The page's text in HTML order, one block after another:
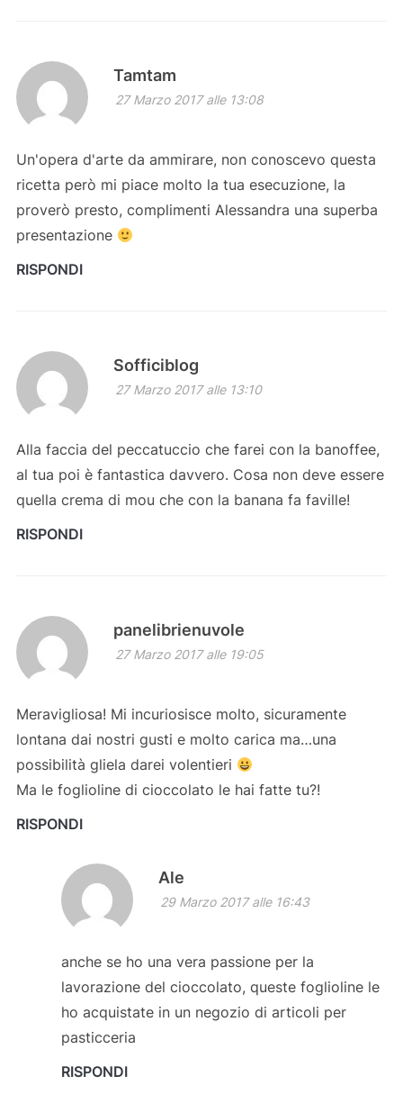
Tamtam
27 Marzo 2017 alle 13:08
Un'opera d'arte da ammirare, non conoscevo questa
ricetta però mi piace molto la tua esecuzione, la
proverò presto, complimenti Alessandra una superba
presentazione
RISPONDI
Sofficiblog
27 Marzo 2017 alle 13:10
Alla faccia del peccatuccio che farei con la banoffee,
al tua poi è fantastica davvero. Cosa non deve essere
quella crema di mou che con la banana fa faville!
RISPONDI
panelibrienuvole
27 Marzo 2017 alle 19:05
Meravigliosa! Mi incuriosisce molto, sicuramente
lontana dai nostri gusti e molto carica ma…una
possibilità gliela darei volentieri
Ma le foglioline di cioccolato le hai fatte tu?!
RISPONDI
Ale
29 Marzo 2017 alle 16:43
anche se ho una vera passione per la
lavorazione del cioccolato, queste foglioline le
ho acquistate in un negozio di articoli per
pasticceria
RISPONDI